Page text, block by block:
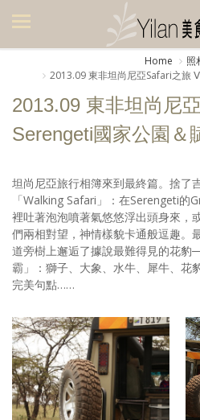
美食集
美飲集
廚房集
旅遊美食集
生活風
書房集
日記簿
享樂隨手拍
照相簿
影音區
Home
照
2013.09 東非坦尚尼亞Safari之旅
2013.09 東非坦尚尼
Serengeti國家公園＆
坦尚尼亞旅行相簿來到最終篇。捨了
「Walking Safari」：在Serengeti的
裡吐著泡泡噴著氣悠悠浮出頭身來，
們兩相對望，神情樣貌卡通般逗趣。
道旁樹上邂逅了據說最難得見的花豹
霸」：獅子、大象、水牛、犀牛、花
完美句點……